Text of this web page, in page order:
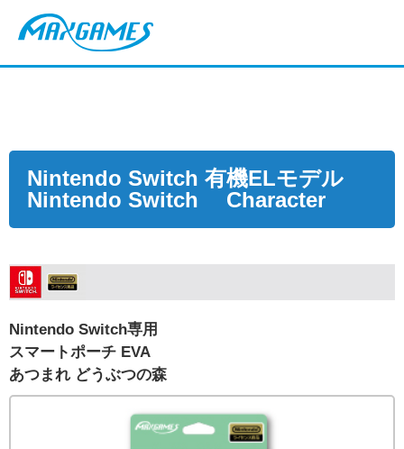
Nintendo Switch 有機ELモデル
Nintendo Switch Character
Nintendo Switch専用
スマートポーチ EVA
あつまれ どうぶつの森